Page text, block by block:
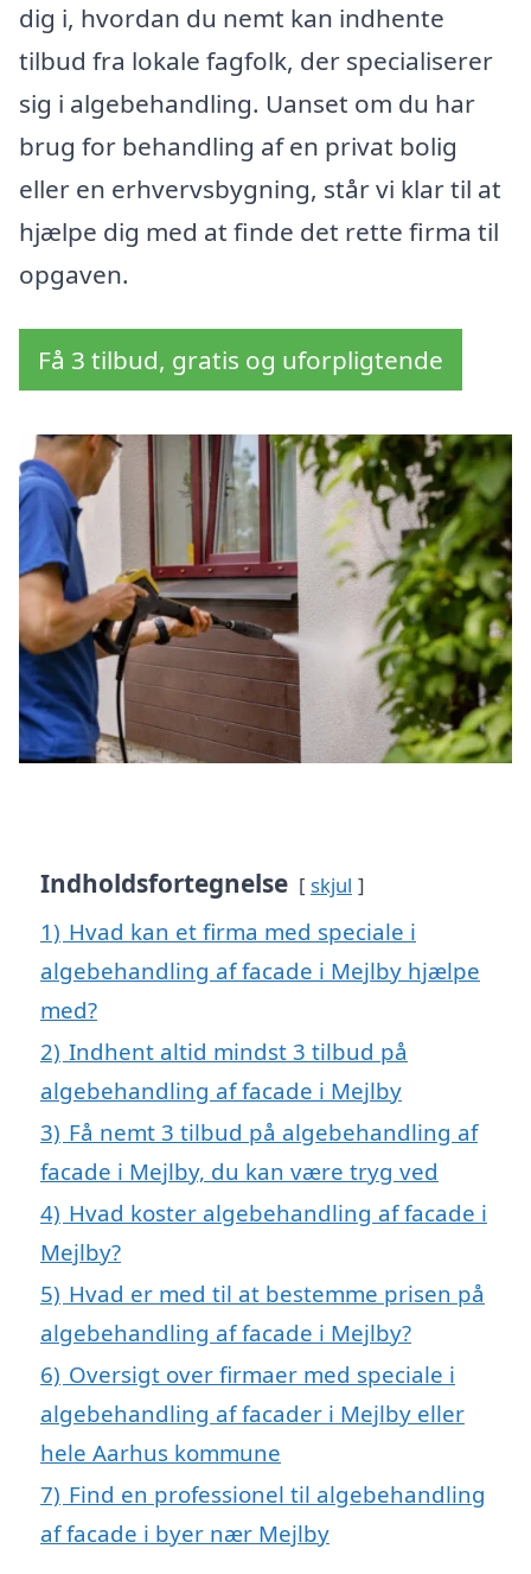
dig i, hvordan du nemt kan indhente
tilbud fra lokale fagfolk, der specialiserer
sig i algebehandling. Uanset om du har
brug for behandling af en privat bolig
eller en erhvervsbygning, står vi klar til at
hjælpe dig med at finde det rette firma til
opgaven.
Få 3 tilbud, gratis og uforpligtende
Indholdsfortegnelse skjul
1) Hvad kan et firma med speciale i
algebehandling af facade i Mejlby hjælpe
med?
2) Indhent altid mindst 3 tilbud på
algebehandling af facade i Mejlby
3) Få nemt 3 tilbud på algebehandling af
facade i Mejlby, du kan være tryg ved
4) Hvad koster algebehandling af facade i
Mejlby?
5) Hvad er med til at bestemme prisen på
algebehandling af facade i Mejlby?
6) Oversigt over firmaer med speciale i
algebehandling af facader i Mejlby eller
hele Aarhus kommune
7) Find en professionel til algebehandling
af facade i byer nær Mejlby